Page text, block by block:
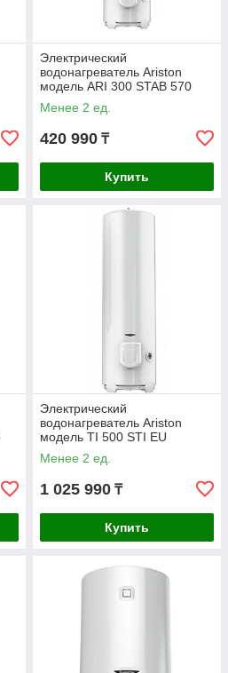
Электрический
водонагреватель Ariston
модель ARI 300 STAB 570
Менее 2 ед.
420 990 ₸
Купить
Электрический
водонагреватель Ariston
модель TI 500 STI EU
Менее 2 ед.
1 025 990 ₸
Купить